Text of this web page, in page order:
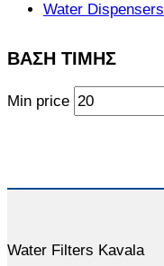
Water Dispensers
ΒΑΣΗ ΤΙΜΗΣ
Min price
Water Filters Kavala